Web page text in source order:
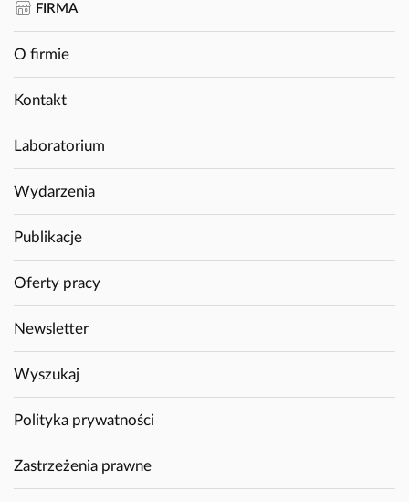
FIRMA
O firmie
Kontakt
Laboratorium
Wydarzenia
Publikacje
Oferty pracy
Newsletter
Wyszukaj
Polityka prywatności
Zastrzeżenia prawne